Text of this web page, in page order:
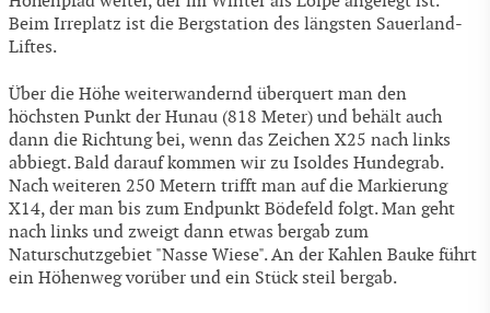
Beim Irreplatz ist die Bergstation des längsten Sauerland-
Liftes.
Über die Höhe weiterwandernd überquert man den
höchsten Punkt der Hunau (818 Meter) und behält auch
dann die Richtung bei, wenn das Zeichen X25 nach links
abbiegt. Bald darauf kommen wir zu Isoldes Hundegrab.
Nach weiteren 250 Metern trifft man auf die Markierung
X14, der man bis zum Endpunkt Bödefeld folgt. Man geht
nach links und zweigt dann etwas bergab zum
Naturschutzgebiet "Nasse Wiese". An der Kahlen Bauke führt
ein Höhenweg vorüber und ein Stück steil bergab.